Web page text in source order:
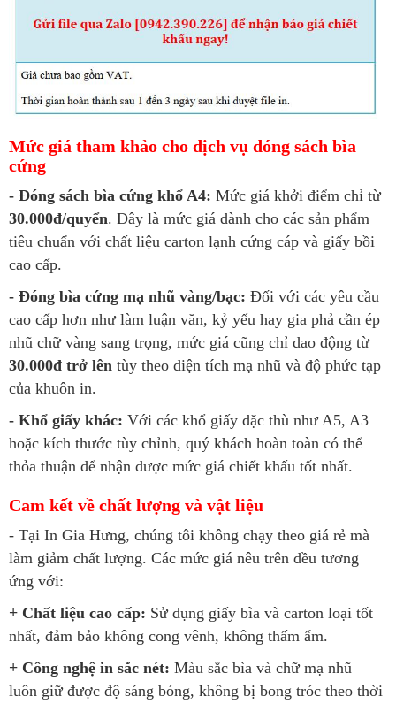
Mức giá tham khảo cho dịch vụ đóng sách bìa
cứng
- Đóng sách bìa cứng khổ A4: Mức giá khởi điểm chỉ từ
30.000đ/quyển. Đây là mức giá dành cho các sản phẩm
tiêu chuẩn với chất liệu carton lạnh cứng cáp và giấy bồi
cao cấp.
- Đóng bìa cứng mạ nhũ vàng/bạc: Đối với các yêu cầu
cao cấp hơn như làm luận văn, kỷ yếu hay gia phả cần ép
nhũ chữ vàng sang trọng, mức giá cũng chỉ dao động từ
30.000đ trở lên tùy theo diện tích mạ nhũ và độ phức tạp
của khuôn in.
- Khổ giấy khác: Với các khổ giấy đặc thù như A5, A3
hoặc kích thước tùy chỉnh, quý khách hoàn toàn có thể
thỏa thuận để nhận được mức giá chiết khấu tốt nhất.
Cam kết về chất lượng và vật liệu
- Tại In Gia Hưng, chúng tôi không chạy theo giá rẻ mà
làm giảm chất lượng. Các mức giá nêu trên đều tương
ứng với:
+ Chất liệu cao cấp: Sử dụng giấy bìa và carton loại tốt
nhất, đảm bảo không cong vênh, không thấm ẩm.
+ Công nghệ in sắc nét: Màu sắc bìa và chữ mạ nhũ
luôn giữ được độ sáng bóng, không bị bong tróc theo thời